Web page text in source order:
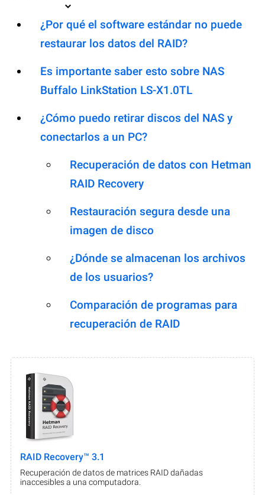
¿Por qué el software estándar no puede
restaurar los datos del RAID?
Es importante saber esto sobre NAS
Buffalo LinkStation LS-X1.0TL
¿Cómo puedo retirar discos del NAS y
conectarlos a un PC?
Recuperación de datos con Hetman
RAID Recovery
Restauración segura desde una
imagen de disco
¿Dónde se almacenan los archivos
de los usuarios?
Comparación de programas para
recuperación de RAID
RAID Recovery™ 3.1
Recuperación de datos de matrices RAID dañadas
inaccesibles a una computadora.